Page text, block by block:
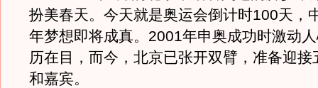
扮美春天。今天就是奥运会倒计时100天，
年梦想即将成真。2001年申奥成功时激动
历在目，而今，北京已张开双臂，准备迎接
和嘉宾。